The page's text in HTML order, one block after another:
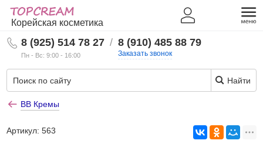
Корейская косметика
8 (925) 514 78 27
Пн - Вс: 9:00 - 16:00
/ 8 (910) 485 88 79
Заказать звонок
Найти
BB Кремы
Артикул:563